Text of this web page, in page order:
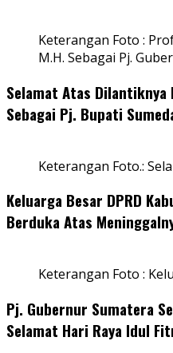
Keterangan Foto :
M.H. Sebagai Pj.
Selamat Atas Dilantiknya
Sebagai Pj. Bupati
Keterangan Foto.:
Keluarga Besar DPRD
Berduka Atas
Keterangan Foto :
Pj. Gubernur Sumatera
Selamat Hari Raya Idul